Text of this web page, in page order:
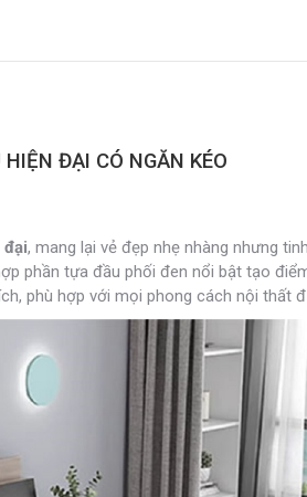
HIỆN ĐẠI CÓ NGĂN KÉO
, mang lại vẻ đẹp nhẹ nhàng nhưng
phần tựa đầu phối đen nổi bật tạo
phù hợp với mọi phong cách nội thất